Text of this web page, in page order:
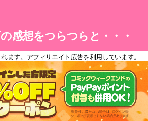
感想をつらつらと・・・
ます。アフィリエイト広告を利用しています。